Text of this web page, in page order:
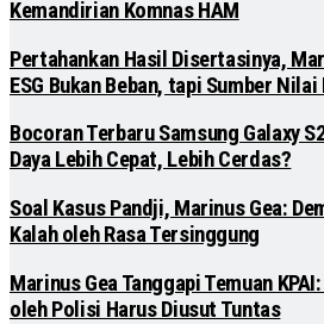
Kemandirian Komnas HAM
Pertahankan Hasil Disertasinya,
ESG Bukan Beban, tapi Sumber
Bocoran Terbaru Samsung Galaxy
Daya Lebih Cepat, Lebih Cerdas?
Soal Kasus Pandji, Marinus Gea:
Kalah oleh Rasa Tersinggung
Marinus Gea Tanggapi Temuan
oleh Polisi Harus Diusut Tuntas